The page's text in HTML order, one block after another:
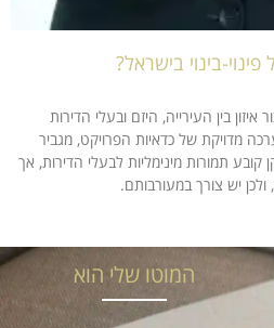
איזון בין העירייה, היזם ובעלי הדירות
מדויקת של כדאיות הפרויקט, מגביר
תמורות מינימליות לבעלי הדירות, אך
יש צורך במעורבותם.
המוטו שלי הוא